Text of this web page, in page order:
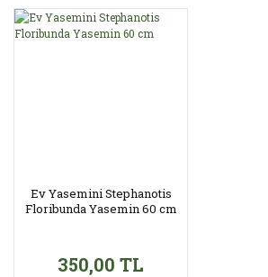
Ev Yasemini Stephanotis
Floribunda Yasemin 60 cm
350,00 TL